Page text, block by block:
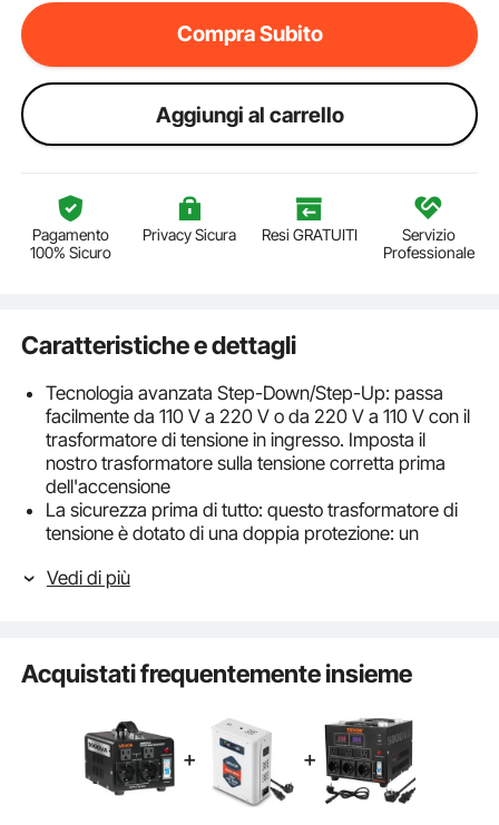
Compra Subito
Aggiungi al carrello
Pagamento
100% Sicuro
Privacy Sicura Resi GRATUITI
Servizio
Professionale
Caratteristiche e dettagli
Tecnologia avanzata Step-Down/Step-Up: passa
facilmente da 110 V a 220 V o da 220 V a 110 V con il
trasformatore di tensione in ingresso. Imposta il
nostro trasformatore sulla tensione corretta prima
dell'accensione
La sicurezza prima di tutto: questo trasformatore di
tensione è dotato di una doppia protezione: un
sovracorrente e un interruttore automatico
trasformatore elevatore/riduttore con una potenza
totale del tuo elettrodomestico
Funzionamento efficiente e silenzioso: la bobina
toroidale di qualità riduce rumore, calore e peso.
Questo trasformatore step-up/step-down offre
prestazioni fluide e pressoché silenziose, anche
Vedi di più
Acquistati frequentemente insieme